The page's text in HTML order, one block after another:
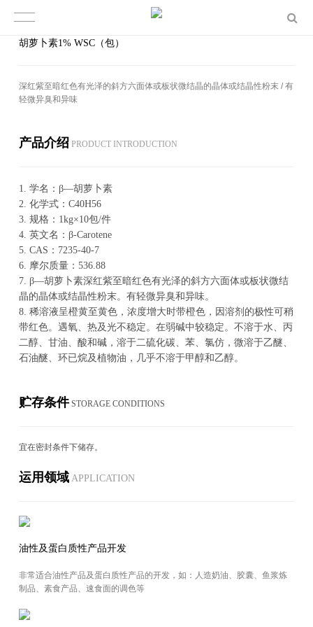
胡萝卜素1% WSC（包）
深红紫至暗红色有光泽的斜方六面体或板状微结晶的晶体或结晶性粉末 / 有
轻微异臭和异味
产品介绍 PROD­UCT IN­TRO­DUC­TION
1. 学名：β—胡萝卜素
2. 化学式：C40H56
3. 规格：1kg×10包/件
4. 英文名：β-Carotene
5. CAS：7235-40-7
6. 摩尔质量：536.88
7. β—胡萝卜素深红紫至暗红色有光泽的斜方六面体或板状微结
晶的晶体或结晶性粉末。有轻微异臭和异味。
8. 稀溶液呈橙黄至黄色，浓度增大时带橙色，因溶剂的极性可稍
带红色。遇氧、热及光不稳定。在弱碱中较稳定。不溶于水、丙
二醇、甘油、酸和碱，溶于二硫化碳、苯、氯仿，微溶于乙醚、
石油醚、环已烷及植物油，几乎不溶于甲醇和乙醇。
贮存条件 STOR­AGE CON­DI­TIONS
宜在密封条件下储存。
运用领域 AP­PLI­CA­TION
油性及蛋白质性产品开发
非常适合油性产品及蛋白质性产品的开发，如：人造奶油、胶囊、鱼浆炼
制品、素食产品、速食面的调色等